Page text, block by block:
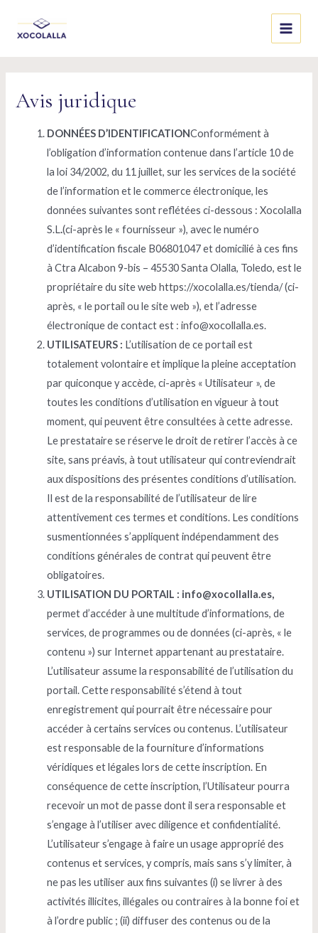
Main
Avis juridique
DONNÉES D’IDENTIFICATIONConformément à
l’obligation d’information contenue dans l’article 10 de
la loi 34/2002, du 11 juillet, sur les services de la société
de l’information et le commerce électronique, les
données suivantes sont reflétées ci-dessous : Xocolalla
S.L.(ci-après le « fournisseur »), avec le numéro
d’identification fiscale B06801047 et domicilié à ces fins
à Ctra Alcabon 9-bis – 45530 Santa Olalla, Toledo, est le
propriétaire du site web https://xocolalla.es/tienda/ (ci-
après, « le portail ou le site web »), et l’adresse
électronique de contact est : info@xocollalla.es.
UTILISATEURS : L’utilisation de ce portail est
totalement volontaire et implique la pleine acceptation
par quiconque y accède, ci-après « Utilisateur », de
toutes les conditions d’utilisation en vigueur à tout
moment, qui peuvent être consultées à cette adresse.
Le prestataire se réserve le droit de retirer l’accès à ce
site, sans préavis, à tout utilisateur qui contreviendrait
aux dispositions des présentes conditions d’utilisation.
Il est de la responsabilité de l’utilisateur de lire
attentivement ces termes et conditions. Les conditions
susmentionnées s’appliquent indépendamment des
conditions générales de contrat qui peuvent être
obligatoires.
UTILISATION DU PORTAIL : info@xocollalla.es,
permet d’accéder à une multitude d’informations, de
services, de programmes ou de données (ci-après, « le
contenu ») sur Internet appartenant au prestataire.
L’utilisateur assume la responsabilité de l’utilisation du
portail. Cette responsabilité s’étend à tout
enregistrement qui pourrait être nécessaire pour
accéder à certains services ou contenus. L’utilisateur
est responsable de la fourniture d’informations
véridiques et légales lors de cette inscription. En
conséquence de cette inscription, l’Utilisateur pourra
recevoir un mot de passe dont il sera responsable et
s’engage à l’utiliser avec diligence et confidentialité.
L’utilisateur s’engage à faire un usage approprié des
contenus et services, y compris, mais sans s’y limiter, à
ne pas les utiliser aux fins suivantes (i) se livrer à des
activités illicites, illégales ou contraires à la bonne foi et
à l’ordre public ; (ii) diffuser des contenus ou de la